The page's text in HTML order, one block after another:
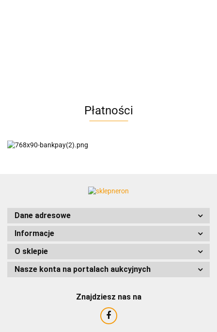
AC EasyLine
Płatności
Dane adresowe
Informacje
O sklepie
Nasze konta na portalach aukcyjnych
Znajdziesz nas na